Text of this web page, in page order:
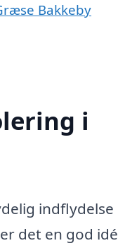
Bakkeby
i
indflydelse
det en god